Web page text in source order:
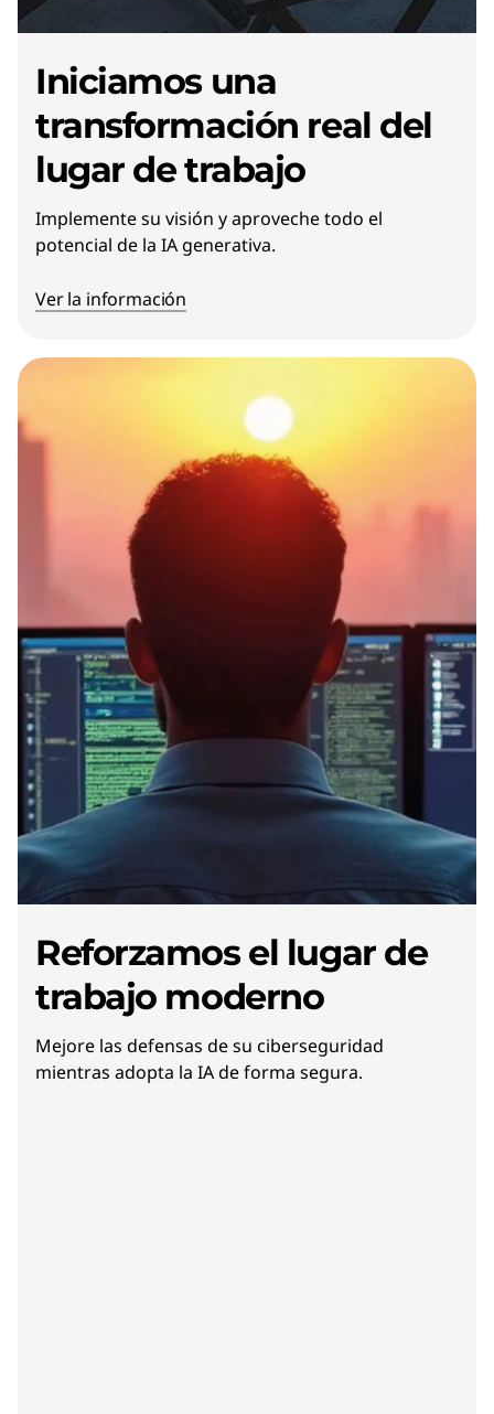
Iniciamos una
transformación real del
lugar de trabajo
Implemente su visión y aproveche todo el
potencial de la IA generativa.
Ver la información
Reforzamos el lugar de
trabajo moderno
Mejore las defensas de su ciberseguridad
mientras adopta la IA de forma segura.